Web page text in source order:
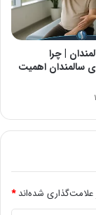
| چرا
سالمندان اهمیت
شده‌اند*